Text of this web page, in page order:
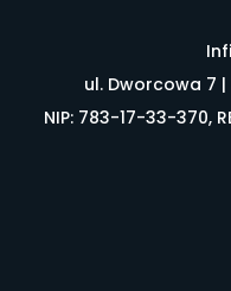
ul. Dworcowa 7
NIP: 783-17-33-370,